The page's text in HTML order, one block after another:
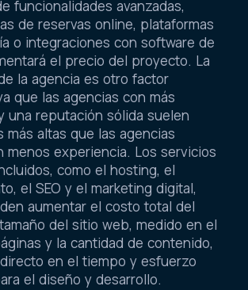
funcionalidades avanzadas,
de reservas online, plataformas
o integraciones con software de
el precio del proyecto. La
la agencia es otro factor
que las agencias con más
una reputación sólida suelen
más altas que las agencias
menos experiencia. Los servicios
como el hosting, el
el SEO y el marketing digital,
aumentar el costo total del
del sitio web, medido en el
y la cantidad de contenido,
en el tiempo y esfuerzo
el diseño y desarrollo.